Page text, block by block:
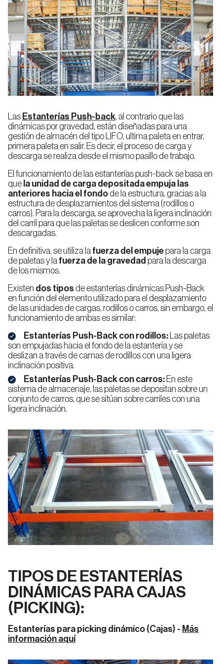
Las Estanterías Push-back, al contrario que las
dinámicas por gravedad, están diseñadas para una
gestión de almacén del tipo LIFO, ultima paleta en entrar,
primera paleta en salir. Es decir, el proceso de carga y
descarga se realiza desde el mismo pasillo de trabajo.
El funcionamiento de las estanterías push-back se basa en
que la unidad de carga depositada empuja las
anteriores hacia el fondode la estructura, gracias a la
estructura de desplazamientos del sistema (rodillos o
carros). Para la descarga, se aprovecha la ligera inclinación
del carril para que las paletas se deslicen conforme son
descargadas.
En definitiva, se utiliza la fuerza del empujepara la carga
de paletas y la fuerza de la gravedad para la descarga
de los mismos.
Existen dos tipos de estanterías dinámicas Push-Back
en función del elemento utilizado para el desplazamiento
de las unidades de cargas, rodillos o carros, sin embargo, el
funcionamiento de ambas es similar:
Estanterías Push-Back con rodillos: Las paletas
son empujadas hacia el fondo de la estantería y se
deslizan a través de camas de rodillos con una ligera
inclinación positiva.
Estanterías Push-Back con carros: En este
sistema de almacenaje, las paletas se depositan sobre un
conjunto de carros, que se sitúan sobre carriles con una
ligera inclinación.
TIPOS DE ESTANTERÍAS
DINÁMICAS PARA CAJAS
(PICKING):
Estanterías para picking dinámico (Cajas) - Más
información aquí